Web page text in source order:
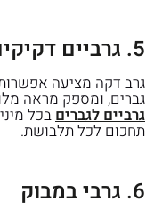
5. גרביים דקיקים עדינים
גרב דקה מציעה
גברים, ומספק מראה
גרביים לגברים בכל
תחכום לכל תלבושת.
6. גרבי במבוק